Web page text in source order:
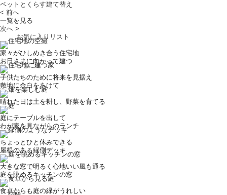
ペットとくらす建て替え
< 前へ
一覧を見る
次へ >
お気に入りリスト
家々がひしめき合う住宅地
お日さまに向かって建つ
子供たちのために将来を見据え
敷地に余白をあけて
晴れた日は土を耕し、野菜を育てる
庭にテーブルを出して
わが家を見ながらのランチ
ちょっとひと休みできる
屋根のある縁側デッキ
大きな窓で明るく心地いい風も通る
庭を眺めるキッチンの窓
食卓からも庭の緑がうれしい